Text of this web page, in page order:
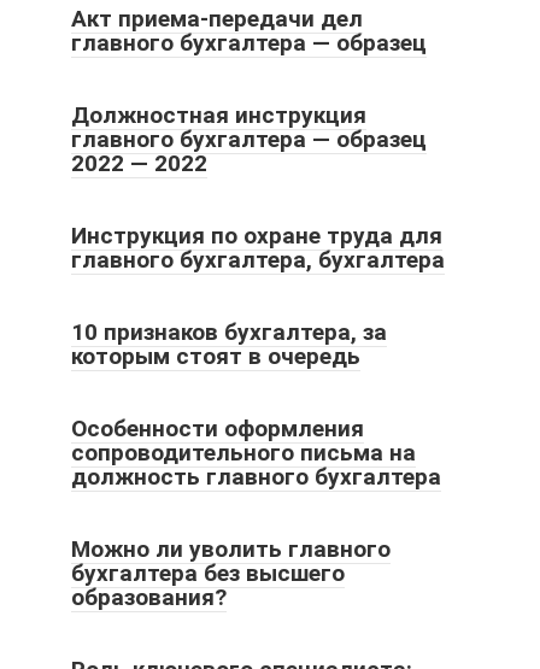
Акт приема-передачи дел
главного бухгалтера — образец
Должностная инструкция
главного бухгалтера — образец
2022 — 2022
Инструкция по охране труда для
главного бухгалтера, бухгалтера
10 признаков бухгалтера, за
которым стоят в очередь
Особенности оформления
сопроводительного письма на
должность главного бухгалтера
Можно ли уволить главного
бухгалтера без высшего
образования?